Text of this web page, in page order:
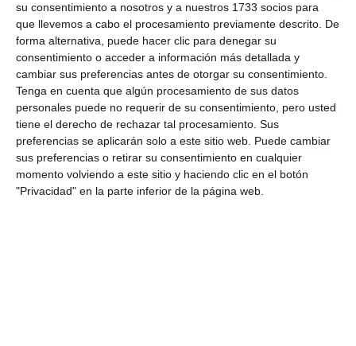
su consentimiento a nosotros y a nuestros 1733 socios para
que llevemos a cabo el procesamiento previamente descrito. De
forma alternativa, puede hacer clic para denegar su
consentimiento o acceder a información más detallada y
cambiar sus preferencias antes de otorgar su consentimiento.
Tenga en cuenta que algún procesamiento de sus datos
personales puede no requerir de su consentimiento, pero usted
tiene el derecho de rechazar tal procesamiento. Sus
preferencias se aplicarán solo a este sitio web. Puede cambiar
sus preferencias o retirar su consentimiento en cualquier
momento volviendo a este sitio y haciendo clic en el botón
"Privacidad" en la parte inferior de la página web.
La Peña Flamenca del Sur
disfruta de una noche de
fandangos y tarantos
ACTUALIDAD
La Peña Flamenca El Gallo subió
a su escenario al talento más
joven
ACTUALIDAD